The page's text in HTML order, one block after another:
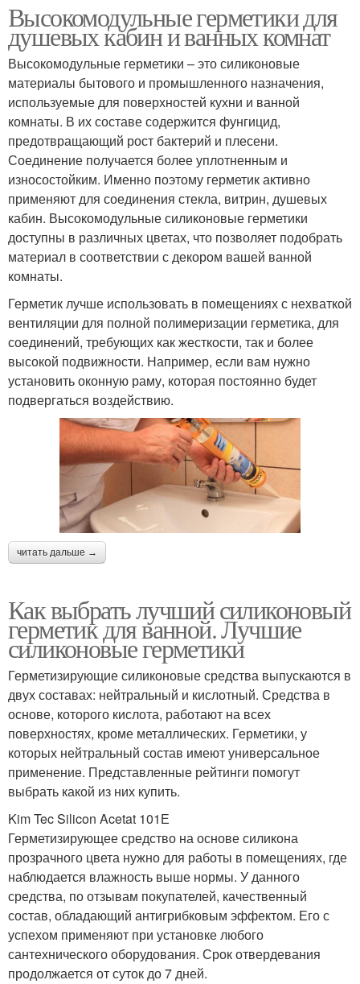
Высокомодульные герметики для
душевых кабин и ванных комнат
Высокомодульные герметики – это силиконовые
материалы бытового и промышленного назначения,
используемые для поверхностей кухни и ванной
комнаты. В их составе содержится фунгицид,
предотвращающий рост бактерий и плесени.
Соединение получается более уплотненным и
износостойким. Именно поэтому герметик активно
применяют для соединения стекла, витрин, душевых
кабин. Высокомодульные силиконовые герметики
доступны в различных цветах, что позволяет подобрать
материал в соответствии с декором вашей ванной
комнаты.
Герметик лучше использовать в помещениях с нехваткой
вентиляции для полной полимеризации герметика, для
соединений, требующих как жесткости, так и более
высокой подвижности. Например, если вам нужно
установить оконную раму, которая постоянно будет
подвергаться воздействию.
читать дальше →
Как выбрать лучший силиконовый
герметик для ванной. Лучшие
силиконовые герметики
Герметизирующие силиконовые средства выпускаются в
двух составах: нейтральный и кислотный. Средства в
основе, которого кислота, работают на всех
поверхностях, кроме металлических. Герметики, у
которых нейтральный состав имеют универсальное
применение. Представленные рейтинги помогут
выбрать какой из них купить.
Kim Tec Silicon Acetat 101Е
Герметизирующее средство на основе силикона
прозрачного цвета нужно для работы в помещениях, где
наблюдается влажность выше нормы. У данного
средства, по отзывам покупателей, качественный
состав, обладающий антигрибковым эффектом. Его с
успехом применяют при установке любого
сантехнического оборудования. Срок отвердевания
продолжается от суток до 7 дней.